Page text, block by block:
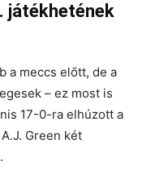
játékhetének
a meccs előtt, de a
– ez most is
17-0-ra elhúzott a
Green két